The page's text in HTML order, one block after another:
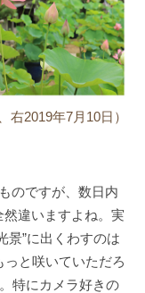
右2019年7月10日）
のですが、数日内
違いますよね。実
景”に出くわすのは
と咲いていただろ
特にカメラ好きの